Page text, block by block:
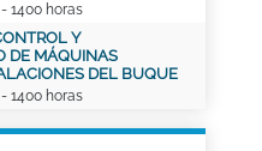
- 1400 horas
Y
DE MÁQUINAS
DEL BUQUE
- 1400 horas